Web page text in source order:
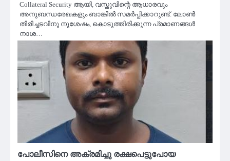
Collateral Security ആയി, വസ്തുവിന്റെ ആധാരവും
അനുബന്ധരേഖകളും ബാങ്കിൽ സമർപ്പിക്കാറുണ്ട്. ലോൺ
തിരിച്ചടവിനു നുശേഷം, കൊടുത്തിരിക്കുന്ന പ്രമാണങ്ങൾ
നാശ…
പോലീസിനെ അക്രമിച്ചു രക്ഷപെട്ടുപോയ